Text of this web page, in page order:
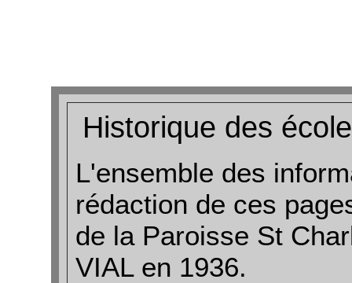
Historique des
L'ensemble des
rédaction de ces
de la Paroisse St
VIAL en 1936.